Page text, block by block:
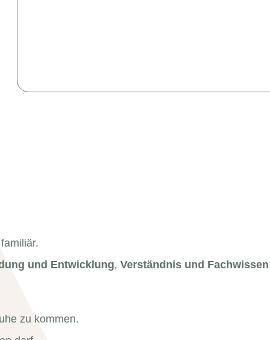
und Entwicklung,Verständnis und Fachwissen
zu kommen.